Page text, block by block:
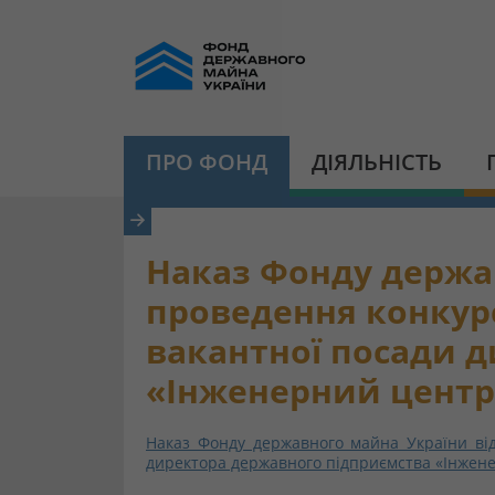
ПРО ФОНД ДІЯЛЬНІСТЬ
Наказ Фонду
проведення
вакантної посади
«Інженерний
Наказ Фонду державного майна України
директора державного підприємства